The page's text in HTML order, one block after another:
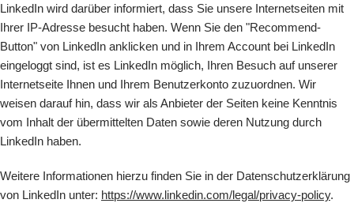
LinkedIn wird darüber informiert, dass Sie unsere Internetseiten mit
Ihrer IP-Adresse besucht haben. Wenn Sie den "Recommend-
Button" von LinkedIn anklicken und in Ihrem Account bei LinkedIn
eingeloggt sind, ist es LinkedIn möglich, Ihren Besuch auf unserer
Internetseite Ihnen und Ihrem Benutzerkonto zuzuordnen. Wir
weisen darauf hin, dass wir als Anbieter der Seiten keine Kenntnis
vom Inhalt der übermittelten Daten sowie deren Nutzung durch
LinkedIn haben.
Weitere Informationen hierzu finden Sie in der Datenschutzerklärung
von LinkedIn unter: https://www.linkedin.com/legal/privacy-policy.